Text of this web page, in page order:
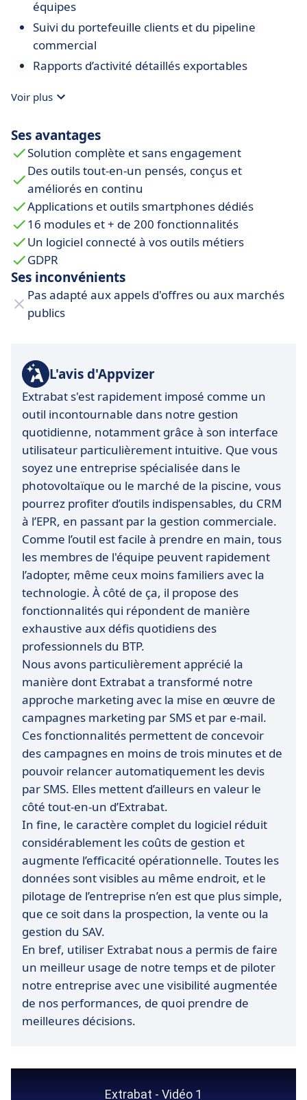
équipes
Suivi du portefeuille clients et du pipeline
commercial
Rapports d’activité détaillés exportables
Voir plus
Ses avantages
Solution complète et sans engagement
Des outils tout-en-un pensés, conçus et
améliorés en continu
Applications et outils smartphones dédiés
16 modules et + de 200 fonctionnalités
Un logiciel connecté à vos outils métiers
GDPR
Ses inconvénients
Pas adapté aux appels d'offres ou aux marchés
publics
L'avis d'Appvizer
Extrabat s'est rapidement imposé comme un
outil incontournable dans notre gestion
quotidienne, notamment grâce à son interface
utilisateur particulièrement intuitive. Que vous
soyez une entreprise spécialisée dans le
photovoltaïque ou le marché de la piscine, vous
pourrez profiter d’outils indispensables, du CRM
à l’EPR, en passant par la gestion commerciale.
Comme l’outil est facile à prendre en main, tous
les membres de l'équipe peuvent rapidement
l’adopter, même ceux moins familiers avec la
technologie. À côté de ça, il propose des
fonctionnalités qui répondent de manière
exhaustive aux défis quotidiens des
professionnels du BTP.
Nous avons particulièrement apprécié la
manière dont Extrabat a transformé notre
approche marketing avec la mise en œuvre de
campagnes marketing par SMS et par e-mail.
Ces fonctionnalités permettent de concevoir
des campagnes en moins de trois minutes et de
pouvoir relancer automatiquement les devis
par SMS. Elles mettent d’ailleurs en valeur le
côté tout-en-un d’Extrabat.
In fine, le caractère complet du logiciel réduit
considérablement les coûts de gestion et
augmente l’efficacité opérationnelle. Toutes les
données sont visibles au même endroit, et le
pilotage de l’entreprise n’en est que plus simple,
que ce soit dans la prospection, la vente ou la
gestion du SAV.
En bref, utiliser Extrabat nous a permis de faire
un meilleur usage de notre temps et de piloter
notre entreprise avec une visibilité augmentée
de nos performances, de quoi prendre de
meilleures décisions.